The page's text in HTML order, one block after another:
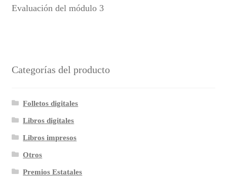
Evaluación del módulo 3
Categorías del producto
Folletos digitales
Libros digitales
Libros impresos
Otros
Premios Estatales